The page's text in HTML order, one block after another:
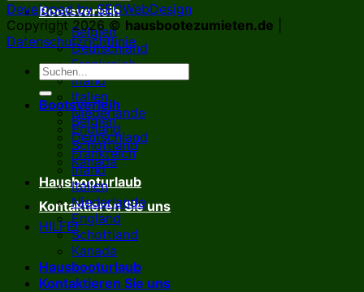
Bootsverleih
Belgien
Deutschland
Frankreich
Irland
Italien
Niederlande
England
Schottland
Kanada
Hausbooturlaub
Kontaktieren Sie uns
HILFE!
Developed by SEOWebDesign
Copyright 2026 © hausbootezumieten.de
Datenschutzrichtlinie
Bootsverleih
Belgien
Deutschland
Frankreich
Irland
Italien
Niederlande
England
Schottland
Kanada
Hausbooturlaub
Kontaktieren Sie uns